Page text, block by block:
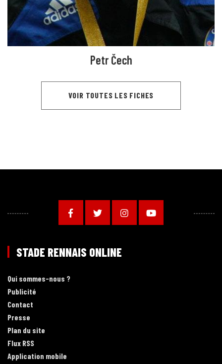
Petr Čech
VOIR TOUTES LES FICHES
STADE RENNAIS ONLINE
Qui sommes-nous ?
Publicité
Contact
Presse
Plan du site
Flux RSS
Application mobile